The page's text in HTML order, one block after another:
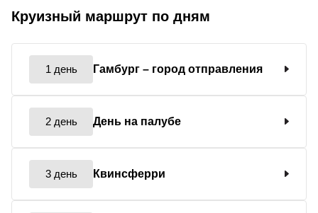
Круизный маршрут по дням
1 день Гамбург – город отправления
2 день День на палубе
3 день Квинсферри